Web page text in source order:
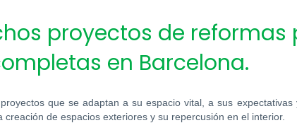
proyectos de reformas
en Barcelona.
que se adaptan a su espacio vital, a sus
de espacios exteriores y su repercusión en el interior.